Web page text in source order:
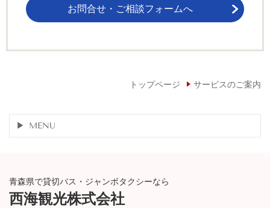
お問合せ・ご相談フォームへ
トップページ サービスのご案内
MENU
青森県で貸切バス・ジャンボタクシーなら
西海観光株式会社